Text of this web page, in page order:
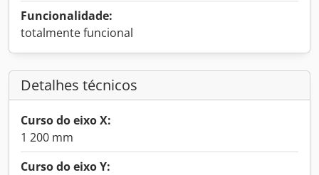
Funcionalidade:
totalmente funcional
Detalhes técnicos
Curso do eixo X:
1 200 mm
Curso do eixo Y: